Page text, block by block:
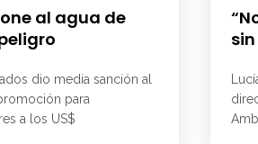
al agua de
dio media sanción al
para
a los US$